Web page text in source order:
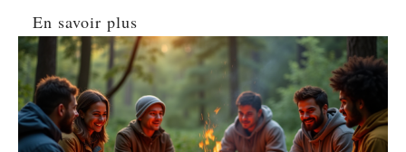
En savoir plus